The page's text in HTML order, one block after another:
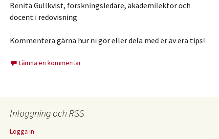
Benita Gullkvist, forskningsledare, akademilektor och
docent i redovisning
Kommentera gärna hur ni gör eller dela med er av era tips!
Lämna en kommentar
Inloggning och RSS
Logga in